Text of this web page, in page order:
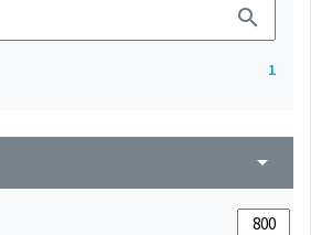
search
1
arrow_drop_down